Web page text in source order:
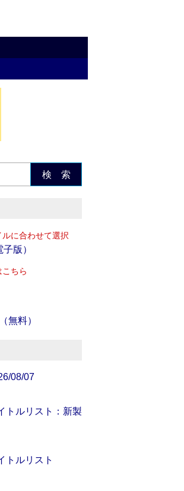
検 索
に合わせて選択
版）
ちら
無料）
08/07
トルリスト：新製
トルリスト